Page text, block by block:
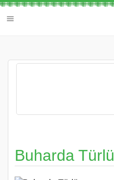
Buharda Türlü